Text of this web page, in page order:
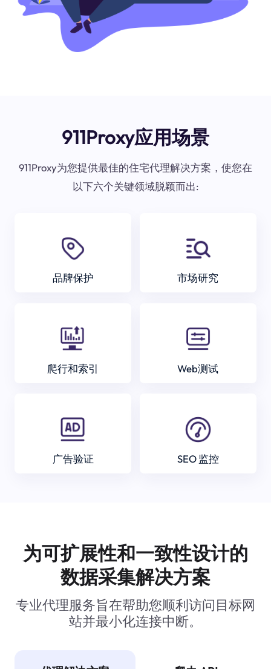
911Proxy应用场景
911Proxy为您提供最佳的住宅代理解决方案，使您在
以下六个关键领域脱颖而出:
品牌保护 市场研究
爬行和索引 Web测试
广告验证 SEO 监控
为可扩展性和一致性设计的
数据采集解决方案
专业代理服务旨在帮助您顺利访问目标网
站并最小化连接中断。